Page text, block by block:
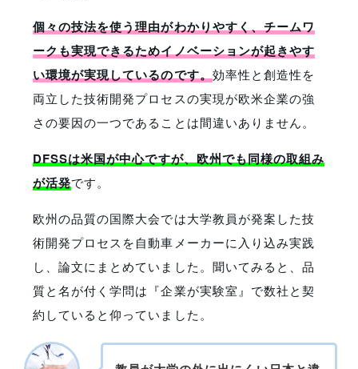
個々の技法を使う理由がわかりやすく、チームワ
ークも実現できるためイノベーションが起きやす
い環境が実現しているのです。効率性と創造性を
両立した技術開発プロセスの実現が欧米企業の強
さの要因の一つであることは間違いありません。
DFSSは米国が中心ですが、欧州でも同様の取組み
が活発です。
欧州の品質の国際大会では大学教員が発案した技
術開発プロセスを自動車メーカーに入り込み実践
し、論文にまとめていました。聞いてみると、品
質と名が付く学問は『企業が実験室』で数社と契
約していると仰っていました。